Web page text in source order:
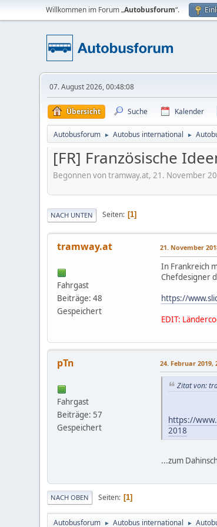
Willkommen im Forum „Autobusforum“.
07. August 2026, 00:48:08
Übersicht Suche Kalender
Autobusforum ► Autobus international ►
[FR] Französische
Begonnen von tramway.at, 21. November
NACH UNTEN Seiten 1
tramway.at
Fahrgast
Beiträge: 48
Gespeichert
21. November
In Frankreich
Chefdesigner
https://
EDIT:
pTn
Fahrgast
Beiträge: 57
Gespeichert
24. Februar 2019,
Zitat von:
https://
2018
...zum
NACH OBEN Seiten 1
Autobusforum ► Autobus international ►